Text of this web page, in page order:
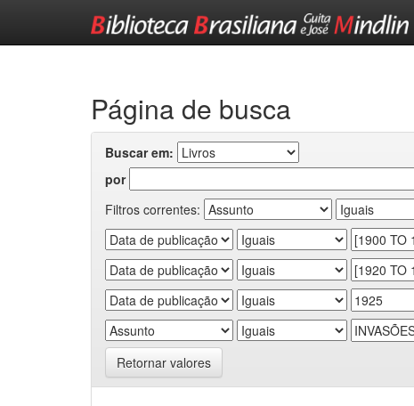
Página de busca
Buscar em:
por
Filtros correntes:
Retornar valores